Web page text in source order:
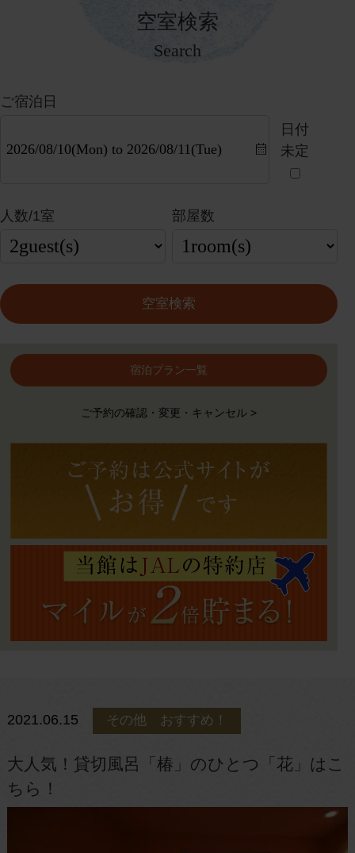
空室検索
Search
ご宿泊日
日付
未定
人数/1室 部屋数
宿泊プラン一覧
ご予約の確認・変更・キャンセル >
2021.06.15 その他 おすすめ！
大人気！貸切風呂「椿」のひとつ「花」はこ
ちら！